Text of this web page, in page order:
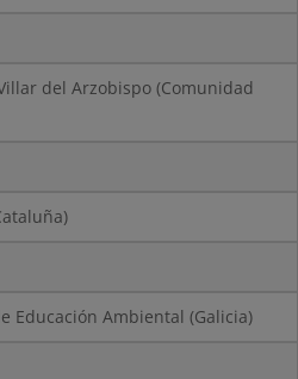
del Arzobispo (Comunidad
Educación Ambiental (Galicia)